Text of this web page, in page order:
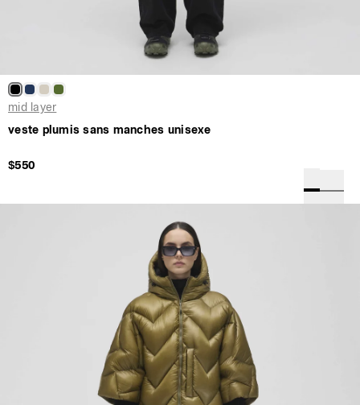
mid layer
veste plumis sans manches unisexe
$550